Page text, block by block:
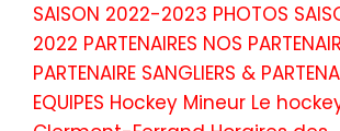
SAISON 2022-2023 PHOTOS
2022 PARTENAIRES NOS
PARTENAIRE SANGLIERS &
EQUIPES Hockey Mineur Le